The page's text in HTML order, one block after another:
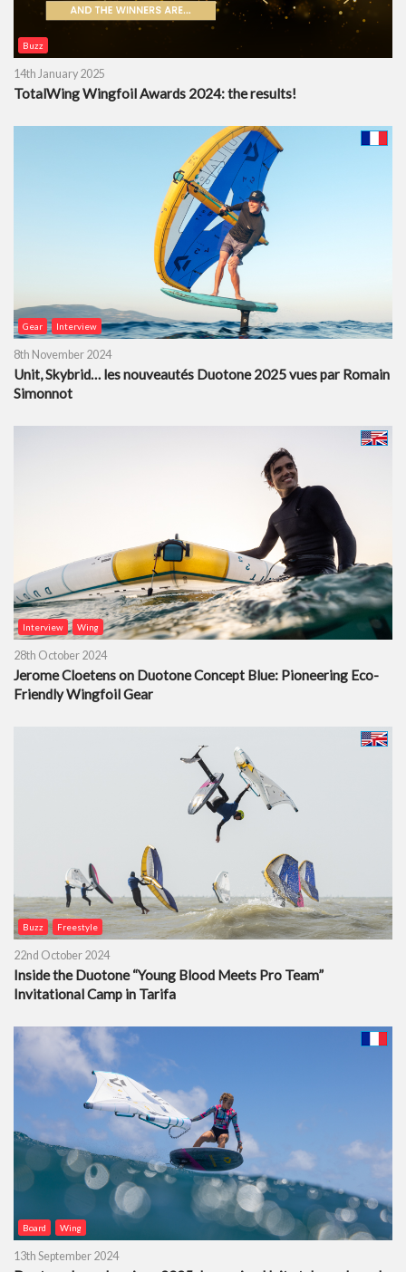
Buzz
14th January 2025
TotalWing Wingfoil Awards 2024: the results!
Gear Interview
8th November 2024
Unit, Skybrid… les nouveautés Duotone 2025 vues par Romain
Simonnot
Interview Wing
28th October 2024
Jerome Cloetens on Duotone Concept Blue: Pioneering Eco-
Friendly Wingfoil Gear
Buzz Freestyle
22nd October 2024
Inside the Duotone “Young Blood Meets Pro Team”
Invitational Camp in Tarifa
Board Wing
13th September 2024